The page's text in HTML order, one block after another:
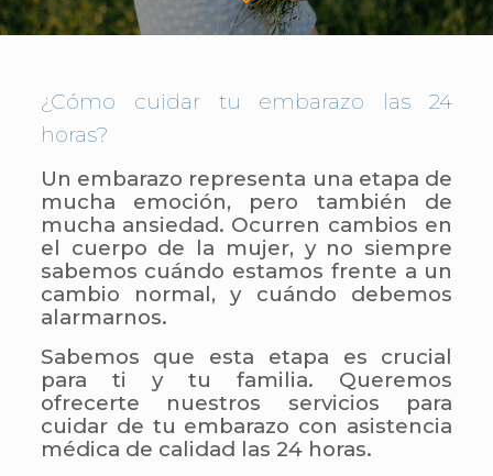
¿Cómo cuidar tu embarazo las 24
horas?
Un embarazo representa una etapa de
mucha emoción, pero también de
mucha ansiedad. Ocurren cambios en
el cuerpo de la mujer, y no siempre
sabemos cuándo estamos frente a un
cambio normal, y cuándo debemos
alarmarnos.
Sabemos que esta etapa es crucial
para ti y tu familia. Queremos
ofrecerte nuestros servicios para
cuidar de tu embarazo con asistencia
médica de calidad las 24 horas.